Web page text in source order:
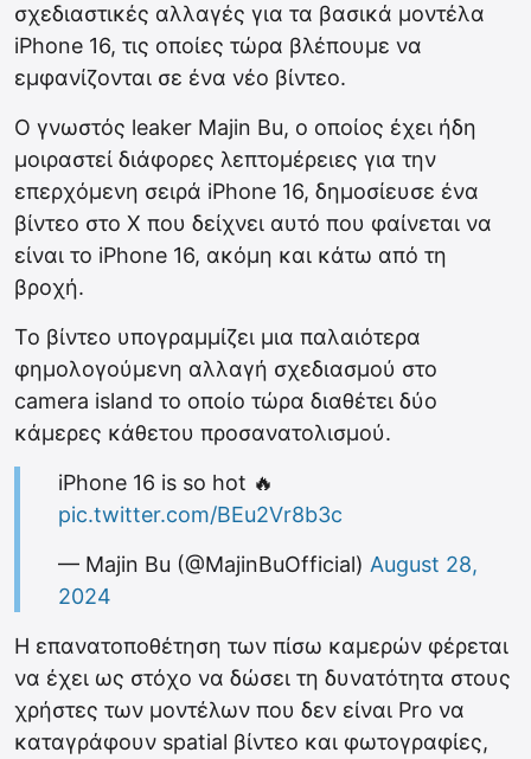
σχεδιαστικές αλλαγές για τα βασικά μοντέλα
iPhone 16, τις οποίες τώρα βλέπουμε να
εμφανίζονται σε ένα νέο βίντεο.
Ο γνωστός leaker Majin Bu, ο οποίος έχει ήδη
μοιραστεί διάφορες λεπτομέρειες για την
επερχόμενη σειρά iPhone 16, δημοσίευσε ένα
βίντεο στο X που δείχνει αυτό που φαίνεται να
είναι το iPhone 16, ακόμη και κάτω από τη
βροχή.
Το βίντεο υπογραμμίζει μια παλαιότερα
φημολογούμενη αλλαγή σχεδιασμού στο
camera island το οποίο τώρα διαθέτει δύο
κάμερες κάθετου προσανατολισμού.
iPhone 16 is so hot 🔥
pic.twitter.com/BEu2Vr8b3c
— Majin Bu (@MajinBuOfficial) August 28,
2024
Η επανατοποθέτηση των πίσω καμερών φέρεται
να έχει ως στόχο να δώσει τη δυνατότητα στους
χρήστες των μοντέλων που δεν είναι Pro να
καταγράφουν spatial βίντεο και φωτογραφίες,